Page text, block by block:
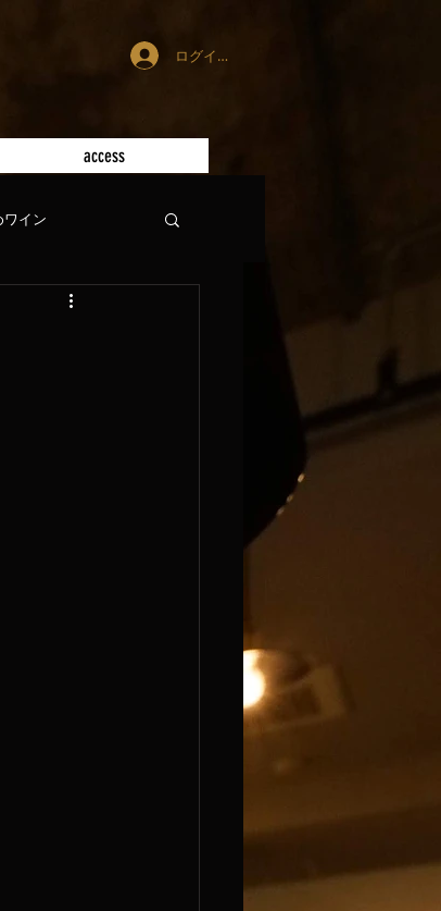
ログイン
access
ワイン